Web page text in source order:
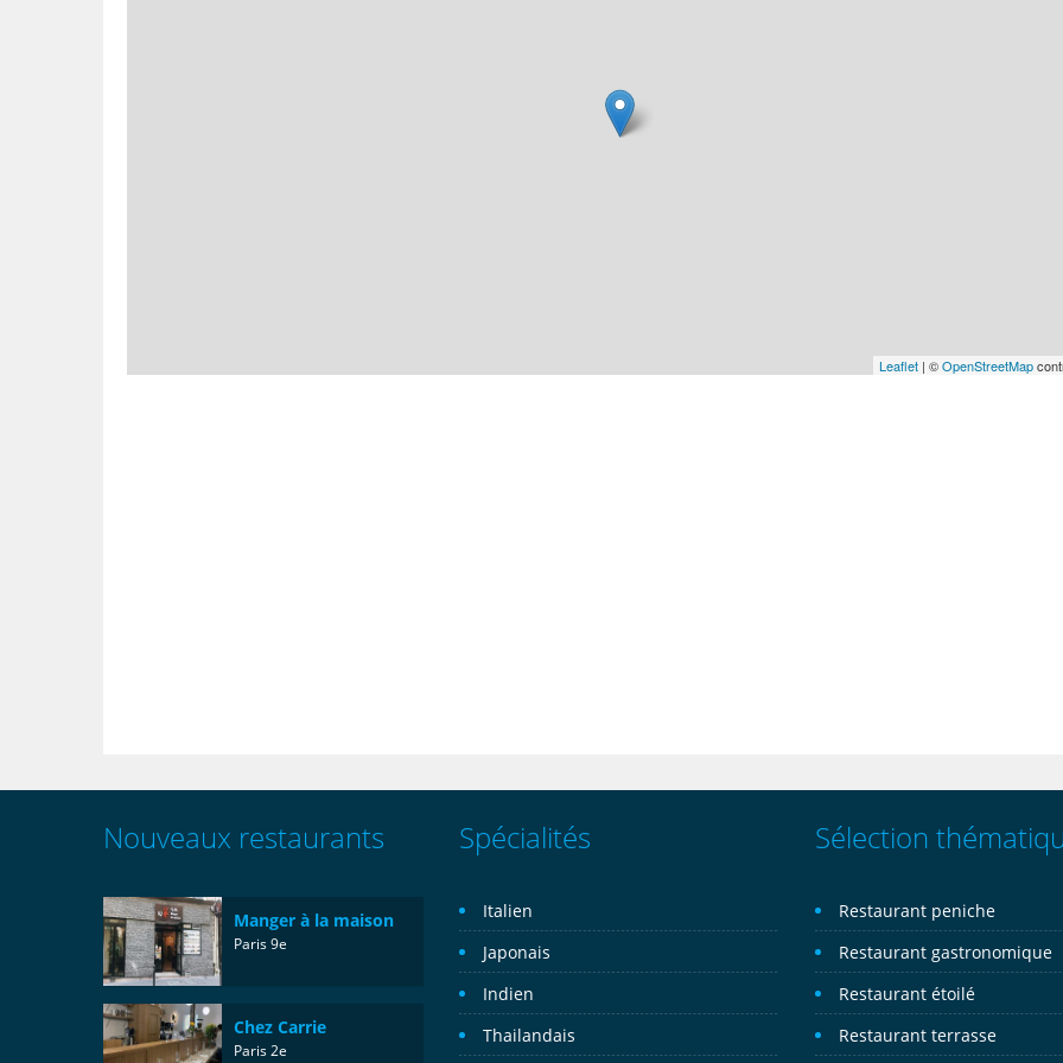
Leaflet | ©OpenStreetMap
Nouveaux restaurants
Manger à la maison
Paris 9e
Chez Carrie
Paris 2e
Spécialités
Italien
Japonais
Indien
Thailandais
Sélection
Restaurant peniche
Restaurant gastronomique
Restaurant étoilé
Restaurant terrasse